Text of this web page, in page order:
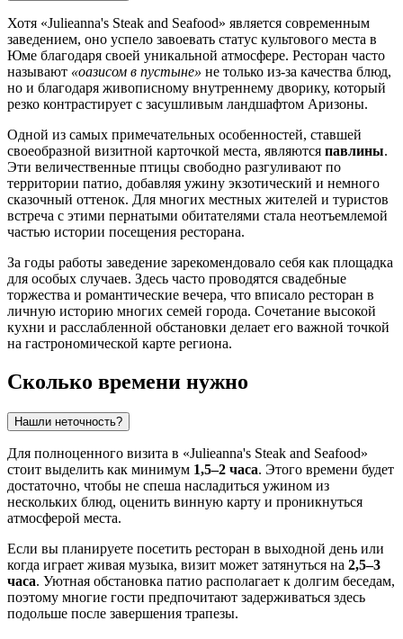
Хотя «Julieanna's Steak and Seafood» является современным
заведением, оно успело завоевать статус культового места в
Юме благодаря своей уникальной атмосфере. Ресторан часто
называют «оазисом в пустыне» не только из-за качества блюд,
но и благодаря живописному внутреннему дворику, который
резко контрастирует с засушливым ландшафтом Аризоны.
Одной из самых примечательных особенностей, ставшей
своеобразной визитной карточкой места, являются павлины.
Эти величественные птицы свободно разгуливают по
территории патио, добавляя ужину экзотический и немного
сказочный оттенок. Для многих местных жителей и туристов
встреча с этими пернатыми обитателями стала неотъемлемой
частью истории посещения ресторана.
За годы работы заведение зарекомендовало себя как площадка
для особых случаев. Здесь часто проводятся свадебные
торжества и романтические вечера, что вписало ресторан в
личную историю многих семей города. Сочетание высокой
кухни и расслабленной обстановки делает его важной точкой
на гастрономической карте региона.
Сколько времени нужно
Нашли неточность?
Для полноценного визита в «Julieanna's Steak and Seafood»
стоит выделить как минимум 1,5–2 часа. Этого времени будет
достаточно, чтобы не спеша насладиться ужином из
нескольких блюд, оценить винную карту и проникнуться
атмосферой места.
Если вы планируете посетить ресторан в выходной день или
когда играет живая музыка, визит может затянуться на 2,5–3
часа. Уютная обстановка патио располагает к долгим беседам,
поэтому многие гости предпочитают задерживаться здесь
подольше после завершения трапезы.